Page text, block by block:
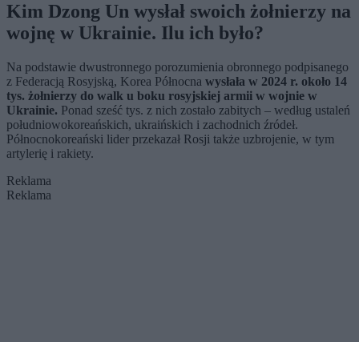
Kim Dzong Un wysłał swoich żołnierzy na
wojnę w Ukrainie. Ilu ich było?
Na podstawie dwustronnego porozumienia obronnego podpisanego
z Federacją Rosyjską, Korea Północna wysłała w 2024 r. około 14
tys. żołnierzy do walk u boku rosyjskiej armii w wojnie w
Ukrainie. Ponad sześć tys. z nich zostało zabitych – według ustaleń
południowokoreańskich, ukraińskich i zachodnich źródeł.
Północnokoreański lider przekazał Rosji także uzbrojenie, w tym
artylerię i rakiety.
Reklama
Reklama